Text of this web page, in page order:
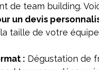
de team building.
un devis
taille de votre
: Dégustation de